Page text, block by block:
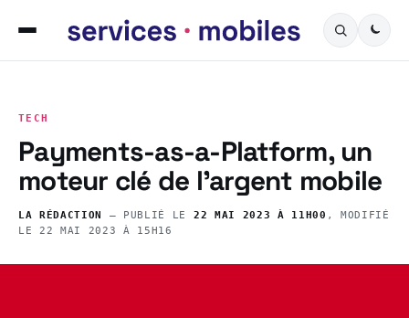
TECH
Payments-as-a-Platform, un
moteur clé de l’argent mobile
LA RÉDACTION — PUBLIÉ LE 22 MAI 2023 À 11H00 , MODIFIÉ
LE22 MAI 2023 À 15H16